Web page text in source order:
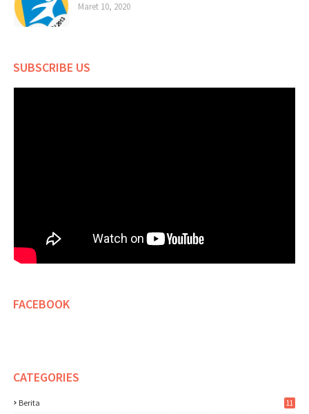
Maret 10, 2020
SUBSCRIBE US
FACEBOOK
CATEGORIES
Berita 11